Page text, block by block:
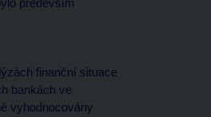
především
finanční situace
bankách ve
vyhodnocovány